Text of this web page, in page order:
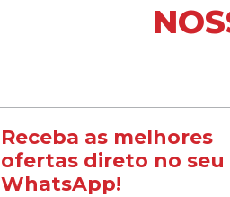
Receba as melhores
ofertas direto no seu
WhatsApp!